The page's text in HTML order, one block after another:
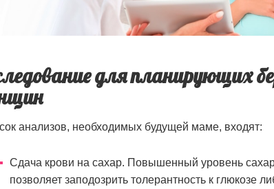
для планирующих
анализов, необходимых будущей маме, входят:
Сдача крови на сахар. Повышенный уровень
позволяет заподозрить толерантность к глюкозе